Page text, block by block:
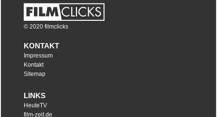
© 2020 filmclicks
KONTAKT
Impressum
Kontakt
Sitemap
LINKS
HeuteTV
film-zeit.de